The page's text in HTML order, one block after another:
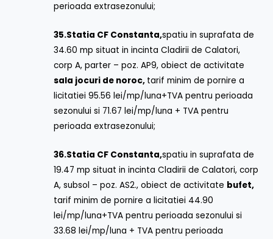
perioada extrasezonului;
35.Statia CF Constanta,spatiu in suprafata de
34.60 mp situat in incinta Cladirii de Calatori,
corp A, parter – poz. AP9, obiect de activitate
sala jocuri de noroc, tarif minim de pornire a
licitatiei 95.56 lei/mp/luna+TVA pentru perioada
sezonului si 71.67 lei/mp/luna + TVA pentru
perioada extrasezonului;
36.Statia CF Constanta,spatiu in suprafata de
19.47 mp situat in incinta Cladirii de Calatori, corp
A, subsol – poz. AS2., obiect de activitate bufet,
tarif minim de pornire a licitatiei 44.90
lei/mp/luna+TVA pentru perioada sezonului si
33.68 lei/mp/luna + TVA pentru perioada